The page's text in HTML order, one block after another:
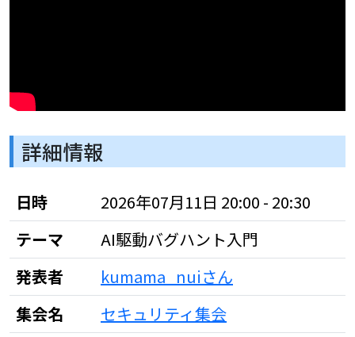
詳細情報
日時
2026年07月11日 20:00 - 20:30
テーマ
AI駆動バグハント入門
発表者
kumama_nuiさん
集会名
セキュリティ集会